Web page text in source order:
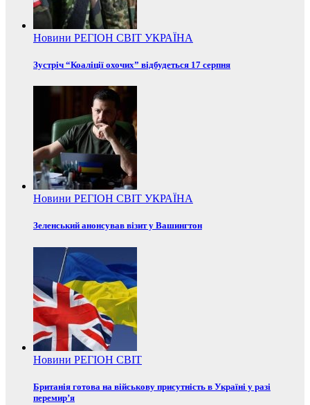
Новини РЕГІОН СВІТ УКРАЇНА
Зустріч “Коаліції охочих” відбудеться 17 серпня
Новини РЕГІОН СВІТ УКРАЇНА
Зеленський анонсував візит у Вашингтон
Новини РЕГІОН СВІТ
Британія готова на військову присутність в Україні у разі
перемир’я